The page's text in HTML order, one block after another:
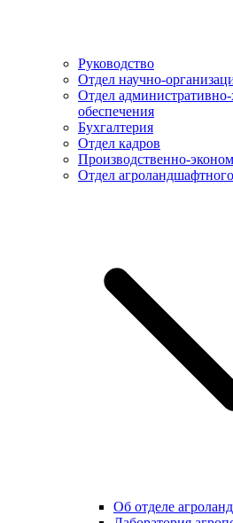
Руководство
Отдел научно-
Отдел административно-
обеспечения
Бухгалтерия
Отдел кадров
Производственно-
Отдел
Об отделе